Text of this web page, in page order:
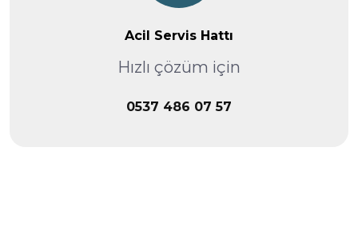
Acil Servis Hattı
Hızlı çözüm için
0537 486 07 57